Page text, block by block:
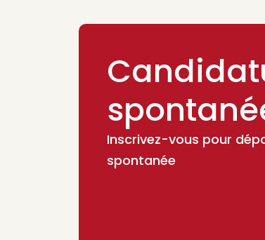
Inscrivez-vous pour
spontanée